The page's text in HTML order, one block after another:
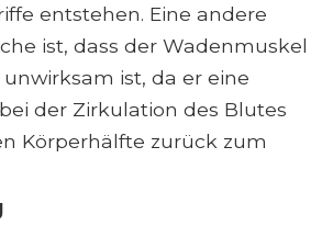
entstehen. Eine andere
ist, dass der Wadenmuskel
ist, da er eine
der Zirkulation des Blutes
Körperhälfte zurück zum